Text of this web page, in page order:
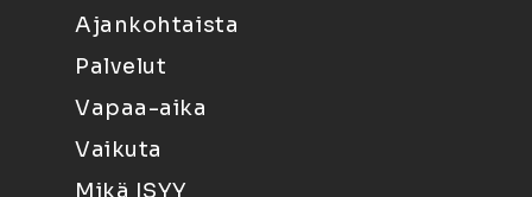
Ajankohtaista
Palvelut
Vapaa-aika
Vaikuta
Mikä ISYY